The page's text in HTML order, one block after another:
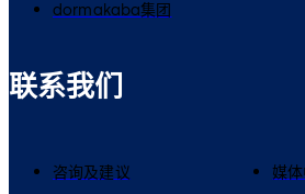
dormakaba集团
联系我们
咨询及建议
媒